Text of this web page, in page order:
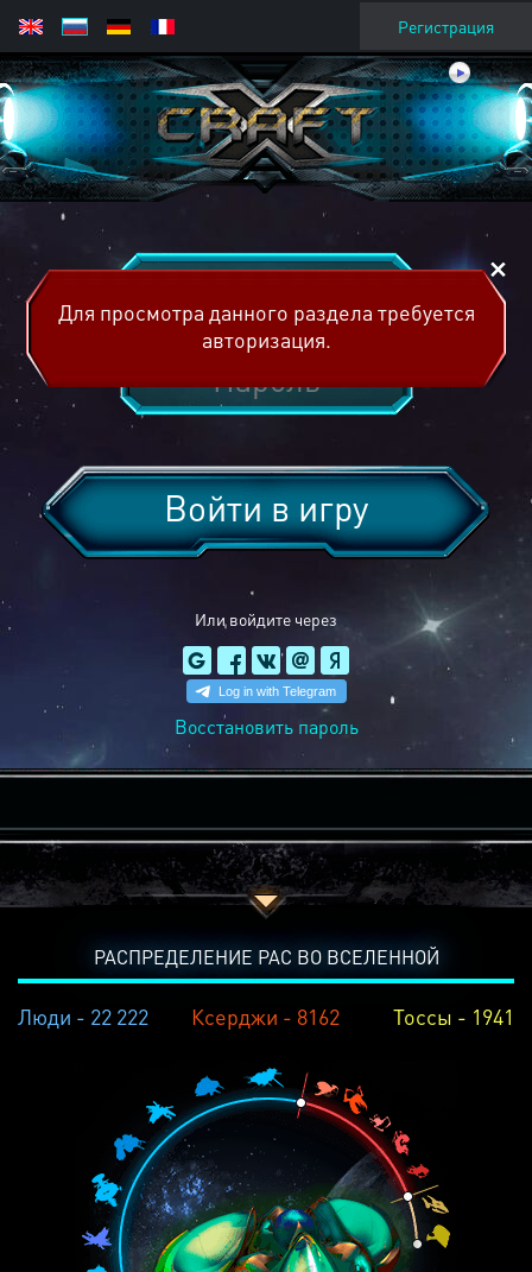
Регистрация
Или войдите через
Войти в игру
Восстановить пароль
Для просмотра данного раздела требуется
авторизация.
РАСПРЕДЕЛЕНИЕ РАС ВО ВСЕЛЕННОЙ
Люди - 22 222 Ксерджи - 8162 Тоссы - 1941